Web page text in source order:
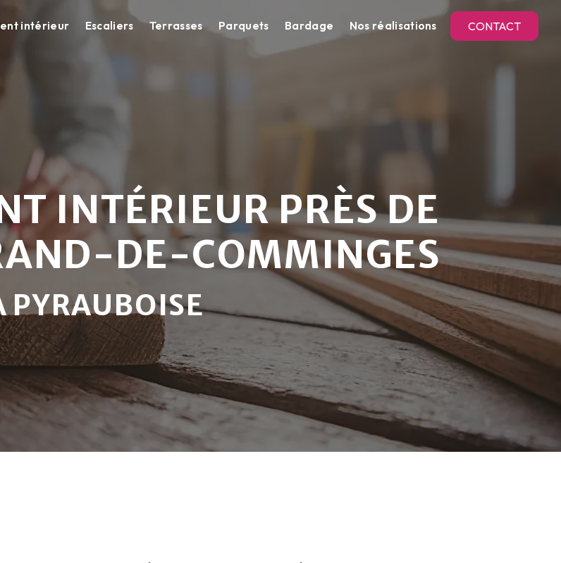
intérieur Escaliers Terrasses Parquets Bardage Nos réalisations CONTACT
INTÉRIEUR PRÈS DE
DE-COMMINGES
PYRAUBOISE